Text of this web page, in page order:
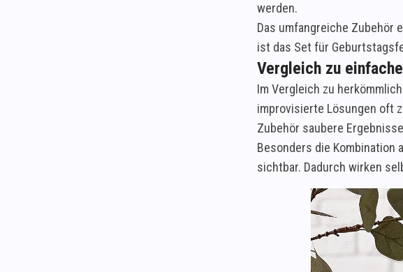
werden.
Das umfangreiche Zubehör
ist das Set für
Vergleich zu
Im Vergleich zu
improvisierte Lösungen oft
Zubehör saubere
Besonders die Kombination
sichtbar. Dadurch wirken